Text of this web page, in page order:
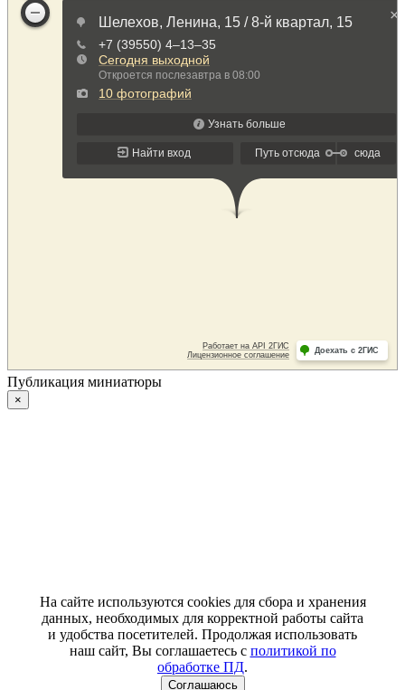
Публикация миниатюры
×
На сайте используются cookies для сбора и хранения
данных, необходимых для корректной работы сайта
и удобства посетителей. Продолжая использовать
наш сайт, Вы соглашаетесь с политикой по
обработке ПД.
Соглашаюсь